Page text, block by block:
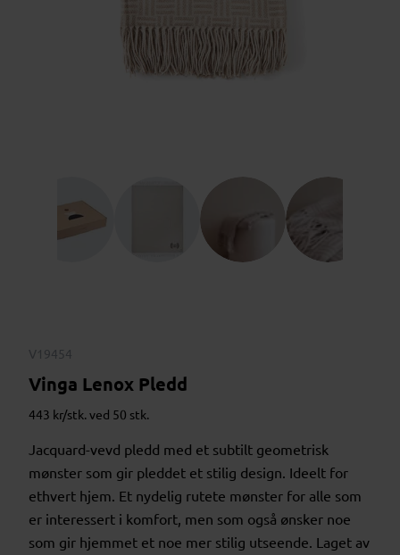
V19454
Vinga Lenox Pledd
443 kr/stk. ved 50 stk.
Jacquard-vevd pledd med et subtilt geometrisk
mønster som gir pleddet et stilig design. Ideelt for
ethvert hjem. Et nydelig rutete mønster for alle som
er interessert i komfort, men som også ønsker noe
som gir hjemmet et noe mer stilig utseende. Laget av